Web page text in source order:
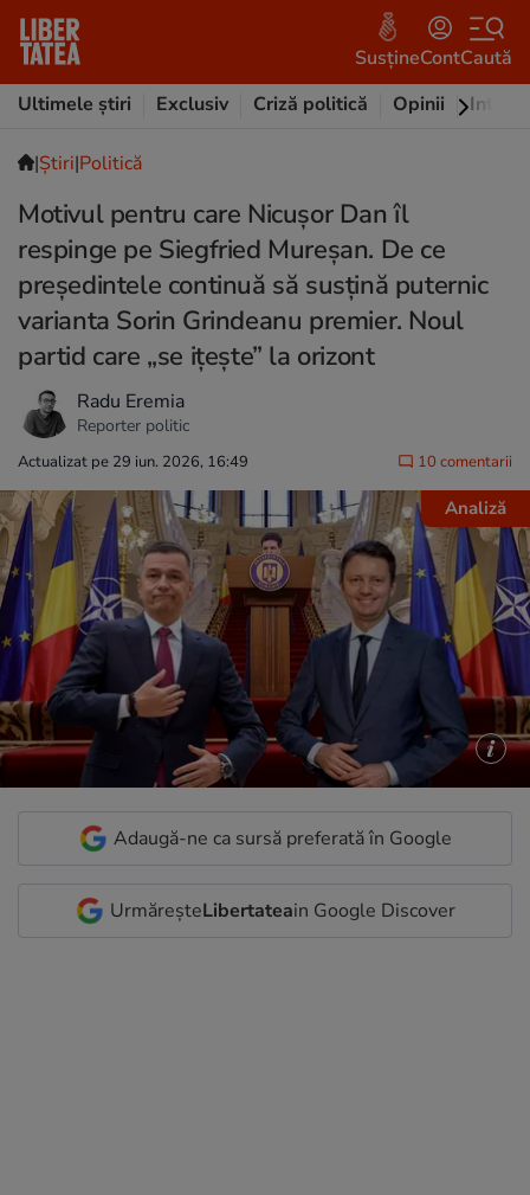
SusțineContCaută
Ultimele știri
Exclusiv Criză politică Opinii
|Ştiri|Politică
Motivul pentru care Nicușor Dan îl
respinge pe Siegfried Mureșan. De ce
președintele continuă să susțină puternic
varianta Sorin Grindeanu premier. Noul
partid care „se ițește” la orizont
Radu Eremia
Reporter politic
Actualizat pe 29 iun. 2026, 16:49 10 comentarii
Analiză
Adaugă-ne ca sursă preferată în Google
UrmăreșteLibertateain Google Discover